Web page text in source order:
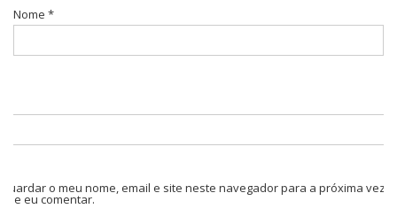
Nome *
Guardar o meu nome, email e site neste navegador para a próxima vez
que eu comentar.